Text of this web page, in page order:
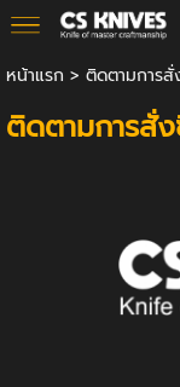
หน้าแรก > ติดตามการสั่
ติดตามการสั่